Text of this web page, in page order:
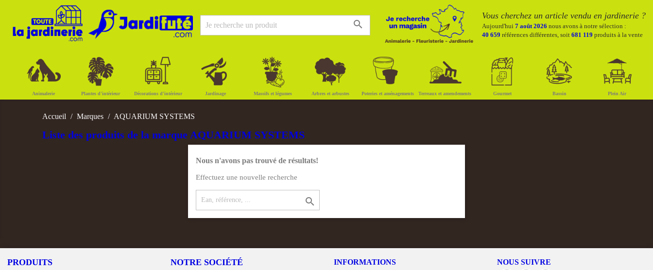
search
Vous cherchez un article vendu en jardinerie ?
Aujourd'hui 7 août 2026 nous avons à notre sélection :
40 659 références différentes, soit 681 119 produits à la vente
Animalerie Plantes d'intérieur Décorations d'intérieur Jardinage Massifs et légumes Arbres et arbustes Poteries et aménagements Terreaux et amendements Gourmet Bassin Plein Air
Accueil Marques AQUARIUM SYSTEMS
Liste des produits de la marque AQUARIUM SYSTEMS
Nous n'avons pas trouvé de résultats!
Effectuez une nouvelle recherche

PRODUITS NOTRE SOCIÉTÉ
INFORMATIONS
NOUS SUIVRE